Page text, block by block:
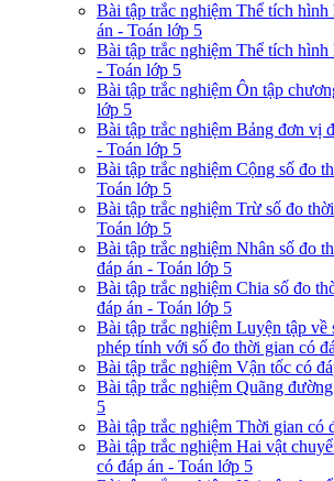
Bài tập trắc nghiệm Thể tích hình
án - Toán lớp 5
Bài tập trắc nghiệm Thể tích hình
- Toán lớp 5
Bài tập trắc nghiệm Ôn tập
lớp 5
Bài tập trắc nghiệm Bảng đơn vị
- Toán lớp 5
Bài tập trắc nghiệm Cộng số đo
Toán lớp 5
Bài tập trắc nghiệm Trừ số đo
Toán lớp 5
Bài tập trắc nghiệm Nhân số đo
đáp án - Toán lớp 5
Bài tập trắc nghiệm Chia số đo
đáp án - Toán lớp 5
Bài tập trắc nghiệm Luyện tập về
phép tính với số đo thời gian có
Bài tập trắc nghiệm Vận tốc có
Bài tập trắc nghiệm Quãng
5
Bài tập trắc nghiệm Thời gian có
Bài tập trắc nghiệm Hai vật
có đáp án - Toán lớp 5